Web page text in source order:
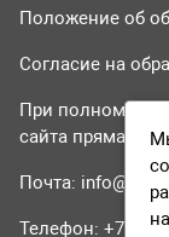
Положение об
Согласие на
При полном или
сайта прямая
Почта:
Телефон: +7